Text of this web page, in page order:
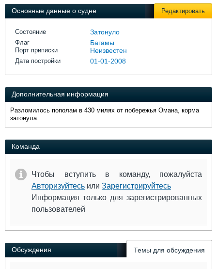
Личности
Форум
Основные данные о судне Редактировать
Состояние Затонуло
Флаг Багамы
Порт приписки Неизвестен
Дата постройки 01-01-2008
Дополнительная информация
Разломилось пополам в 430 милях от побережья Омана, корма
затонула.
Команда
Чтобы вступить в команду, пожалуйста
Авторизуйтесь или Зарегистрируйтесь
Информация только для зарегистрированных
пользователей
Обсуждения Темы для обсуждения